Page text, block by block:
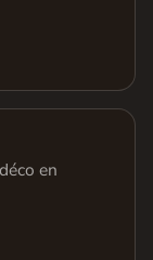
en